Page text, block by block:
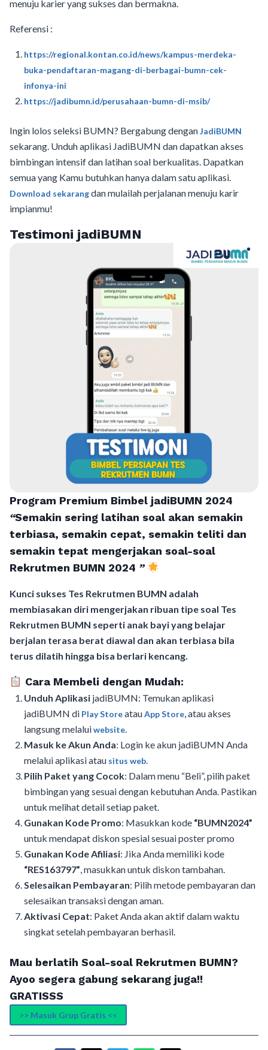
menuju karier yang sukses dan bermakna.
Referensi :
https://regional.kontan.co.id/news/kampus-merdeka-
buka-pendaftaran-magang-di-berbagai-bumn-cek-
infonya-ini
https://jadibumn.id/perusahaan-bumn-di-msib/
Ingin lolos seleksi BUMN? Bergabung denganJadiBUMN
sekarang. Unduh aplikasi JadiBUMN dan dapatkan akses
bimbingan intensif dan latihan soal berkualitas. Dapatkan
semua yang Kamu butuhkan hanya dalam satu aplikasi.
Download sekarangdan mulailah perjalanan menuju karir
impianmu!
Testimoni jadiBUMN
Program Premium Bimbel jadiBUMN 2024
“Semakin sering latihan soal akan semakin
terbiasa, semakin cepat, semakin teliti dan
semakin tepat mengerjakan soal-soal
Rekrutmen BUMN 2024 ”
Kunci sukses Tes Rekrutmen BUMN adalah
membiasakan diri mengerjakan ribuan tipe soal Tes
Rekrutmen BUMN seperti anak bayi yang belajar
berjalan terasa berat diawal dan akan terbiasa bila
terus dilatih hingga bisa berlari kencang.
Cara Membeli dengan Mudah:
Unduh Aplikasi jadiBUMN: Temukan aplikasi
jadiBUMN di Play StoreatauApp Store, atau akses
langsung melaluiwebsite.
Masuk ke Akun Anda: Login ke akun jadiBUMN Anda
melalui aplikasi atau situs web.
Pilih Paket yang Cocok: Dalam menu “Beli”, pilih paket
bimbingan yang sesuai dengan kebutuhan Anda. Pastikan
untuk melihat detail setiap paket.
Gunakan Kode Promo: Masukkan kode “BUMN2024”
untuk mendapat diskon spesial sesuai poster promo
Gunakan Kode Afiliasi: Jika Anda memiliki kode
“RES163797”, masukkan untuk diskon tambahan.
Selesaikan Pembayaran: Pilih metode pembayaran dan
selesaikan transaksi dengan aman.
Aktivasi Cepat: Paket Anda akan aktif dalam waktu
singkat setelah pembayaran berhasil.
Mau berlatih Soal-soal Rekrutmen BUMN?
Ayoo segera gabung sekarang juga!!
GRATISSS
>> Masuk Grup Gratis <<